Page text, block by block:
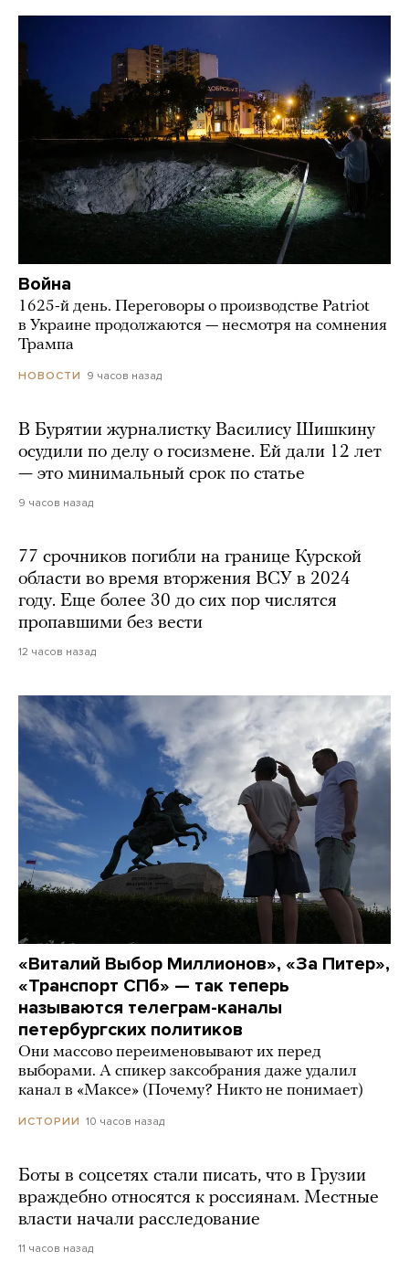
Война
1625-й день. Переговоры о производстве Patriot
в Украине продолжаются — несмотря на сомнения
Трампа
НОВОСТИ 9 часов назад
В Бурятии журналистку Василису Шишкину
осудили по делу о госизмене. Ей дали 12 лет
— это минимальный срок по статье
9 часов назад
77 срочников погибли на границе Курской
области во время вторжения ВСУ в 2024
году. Еще более 30 до сих пор числятся
пропавшими без вести
12 часов назад
«Виталий Выбор Миллионов», «За Питер»,
«Транспорт СПб» — так теперь
называются телеграм-каналы
петербургских политиков
Они массово переименовывают их перед
выборами. А спикер заксобрания даже удалил
канал в «Максе» (Почему? Никто не понимает)
ИСТОРИИ 10 часов назад
Боты в соцсетях стали писать, что в Грузии
враждебно относятся к россиянам. Местные
власти начали расследование
11 часов назад